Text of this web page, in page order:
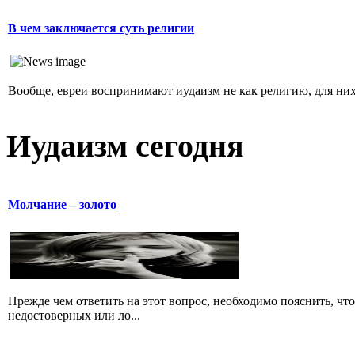
В чем заключается суть религии
Вообще, евреи воспринимают иудаизм не как религию, для
Иудаизм сегодня
Молчание – золото
Прежде чем ответить на этот вопрос, необходимо пояснить,
недостоверных или ло...